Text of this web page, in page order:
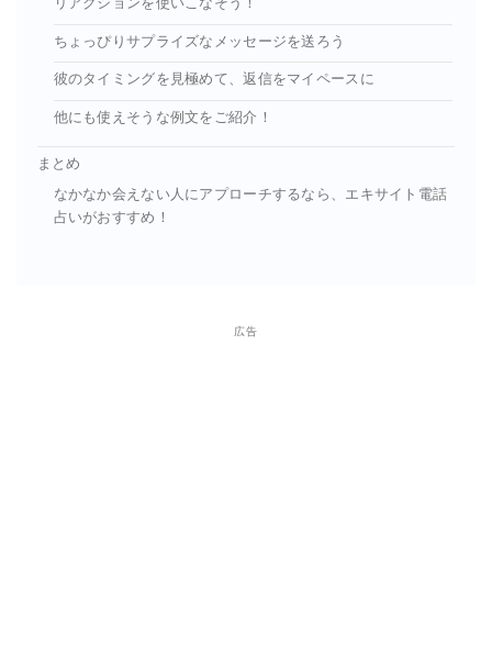
リアクションを使いこなそう！
ちょっぴりサプライズなメッセージを送ろう
彼のタイミングを見極めて、返信をマイペースに
他にも使えそうな例文をご紹介！
まとめ
なかなか会えない人にアプローチするなら、エキサイト電話
占いがおすすめ！
広告